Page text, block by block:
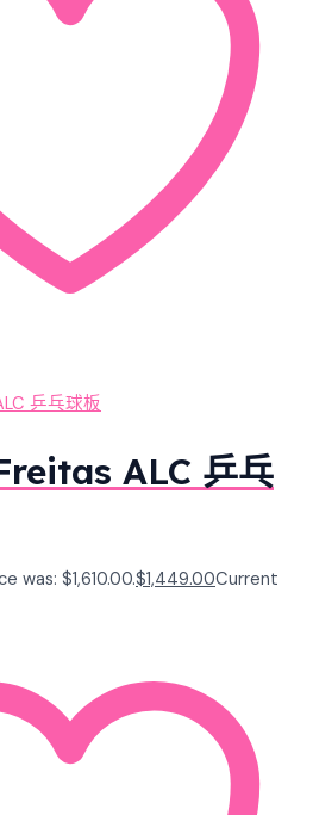
ALC 乒乓
was: $1,610.00.$1,449.00Current